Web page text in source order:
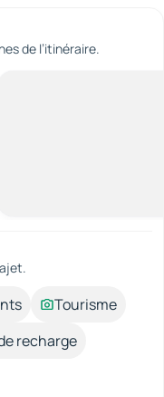
de l’itinéraire.
Tourisme
recharge